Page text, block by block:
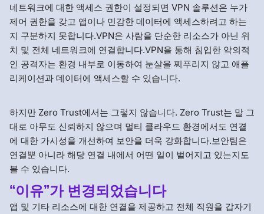
네트워크에 대한 액세스 권한이 설정되면 VPN 솔루션은 누가
제어 권한을 갖고 앱이나 민감한 데이터에 액세스하려고 하는
지 구분하지 못합니다.VPN은 사람을 단순한 리소스가 아닌 위
치 및 전체 네트워크에 연결합니다.VPN을 통해 침입한 악의적
인 공격자는 환경 내부로 이동하여 눈살을 찌푸리지 않고 애플
리케이션과 데이터에 액세스할 수 있습니다.
하지만 Zero Trust에서는 그렇지 않습니다. Zero Trust는 말 그
대로 아무도 신뢰하지 않으며 멀티 클라우드 환경에서도 연결
에 대한 가시성을 개선하여 보안을 더욱 강화합니다.보안팀은
연결뿐 아니라 해당 연결 내에서 어떤 일이 벌어지고 있는지도
볼 수 있습니다.
“이유”가 변경되었습니다
앱 및 기타 리소스에 대한 연결을 제공하고 전체 직원을 갑자기